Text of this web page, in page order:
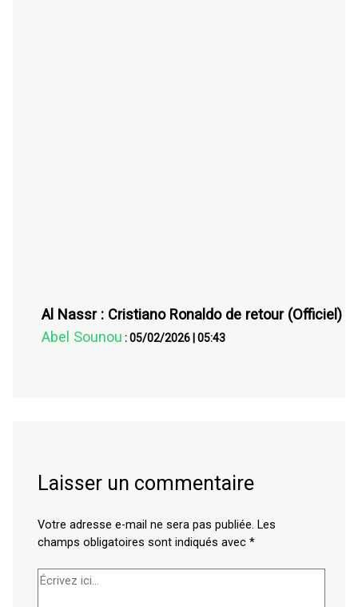
Al Nassr : Cristiano Ronaldo de retour (Officiel)
Abel Sounou :05/02/2026 |05:43
Laisser un commentaire
Votre adresse e-mail ne sera pas publiée. Les
champs obligatoires sont indiqués avec*